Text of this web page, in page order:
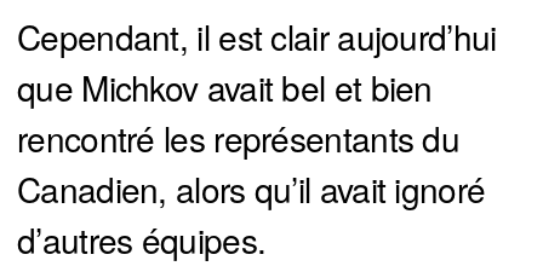
Cependant, il est clair aujourd’hui
que Michkov avait bel et bien
rencontré les représentants du
Canadien, alors qu’il avait ignoré
d’autres équipes.